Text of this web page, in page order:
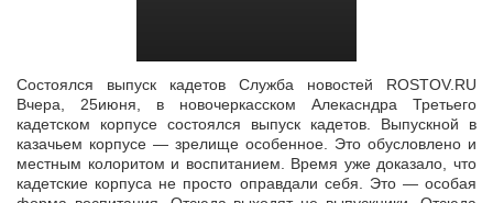
Состоялся выпуск кадетов Служба новостей ROSTOV.RU
Вчера, 25июня, в новочеркасском Алекасндра Третьего
кадетском корпусе состоялся выпуск кадетов. Выпускной в
казачьем корпусе — зрелище особенное.
Это обусловлено и
местным колоритом и воспитанием. Время уже доказало, что
кадетские корпуса не просто оправдали себя. Это — особая